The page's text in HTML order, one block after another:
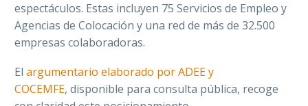
espectáculos. Estas incluyen 75 Servicios de Empleo y
Agencias de Colocación y una red de más de 32.500
empresas colaboradoras.
El argumentario elaborado por ADEE y
COCEMFE, disponible para consulta pública, recoge